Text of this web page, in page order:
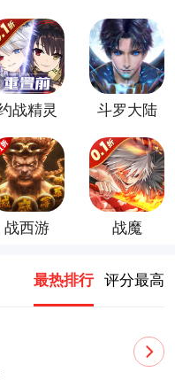
战精灵
版
斗罗大陆
（0.1
折）
战西游
折）
战魔
折）
最热排行 评分最高